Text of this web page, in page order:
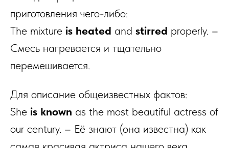
приготовления чего-либо:
The mixture is heated and stirred properly. –
Смесь нагревается и тщательно
перемешивается.
Для описание общеизвестных фактов:
She is known as the most beautiful actress of
our century. – Её знают (она известна) как